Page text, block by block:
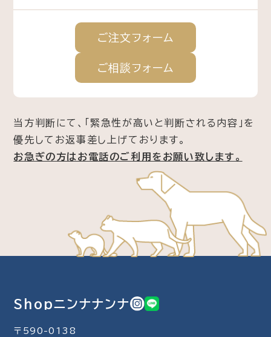
ご注文フォーム
ご相談フォーム
当方判断にて、「緊急性が高いと判断される内容」を
優先してお返事差し上げております。
お急ぎの方はお電話のご利用をお願い致します。
Shopニンナナンナ
〒590-0138